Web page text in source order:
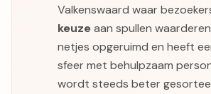
Valkenswaard waar
keuzeaan spullen
netjes opgeruimd en heeft
sfeer met behulpzaam
wordt steeds beter